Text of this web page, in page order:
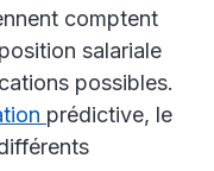
comptent
salariale
possibles.
prédictive, le